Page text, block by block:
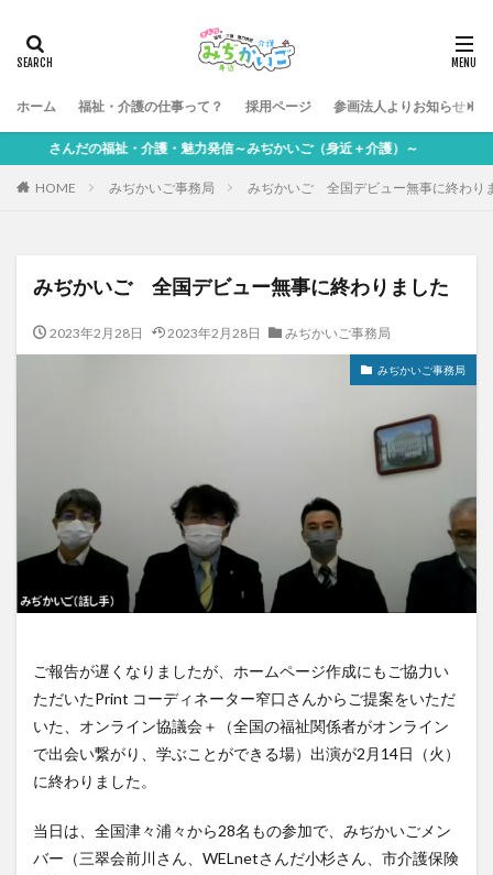
ホーム 福祉・介護の仕事って？ 採用ページ 参画法人よりお知らせ
さんだの福祉・介護・魅力発信～みぢかいご（身近＋介護）～
HOME みぢかいご事務局 みぢかいご 全国デビュー無事に終わり
みぢかいご 全国デビュー無事に終わりました
2023年2月28日 2023年2月28日 みぢかいご事務局
みぢかいご事務局
ご報告が遅くなりましたが、ホームページ作成にもご協力い
ただいたPrint コーディネーター窄口さんからご提案をいただ
いた、オンライン協議会＋（全国の福祉関係者がオンライン
で出会い繋がり、学ぶことができる場）出演が2月14日（火）
に終わりました。
当日は、全国津々浦々から28名もの参加で、みぢかいごメン
バー（三翠会前川さん、WELnetさんだ小杉さん、市介護保険